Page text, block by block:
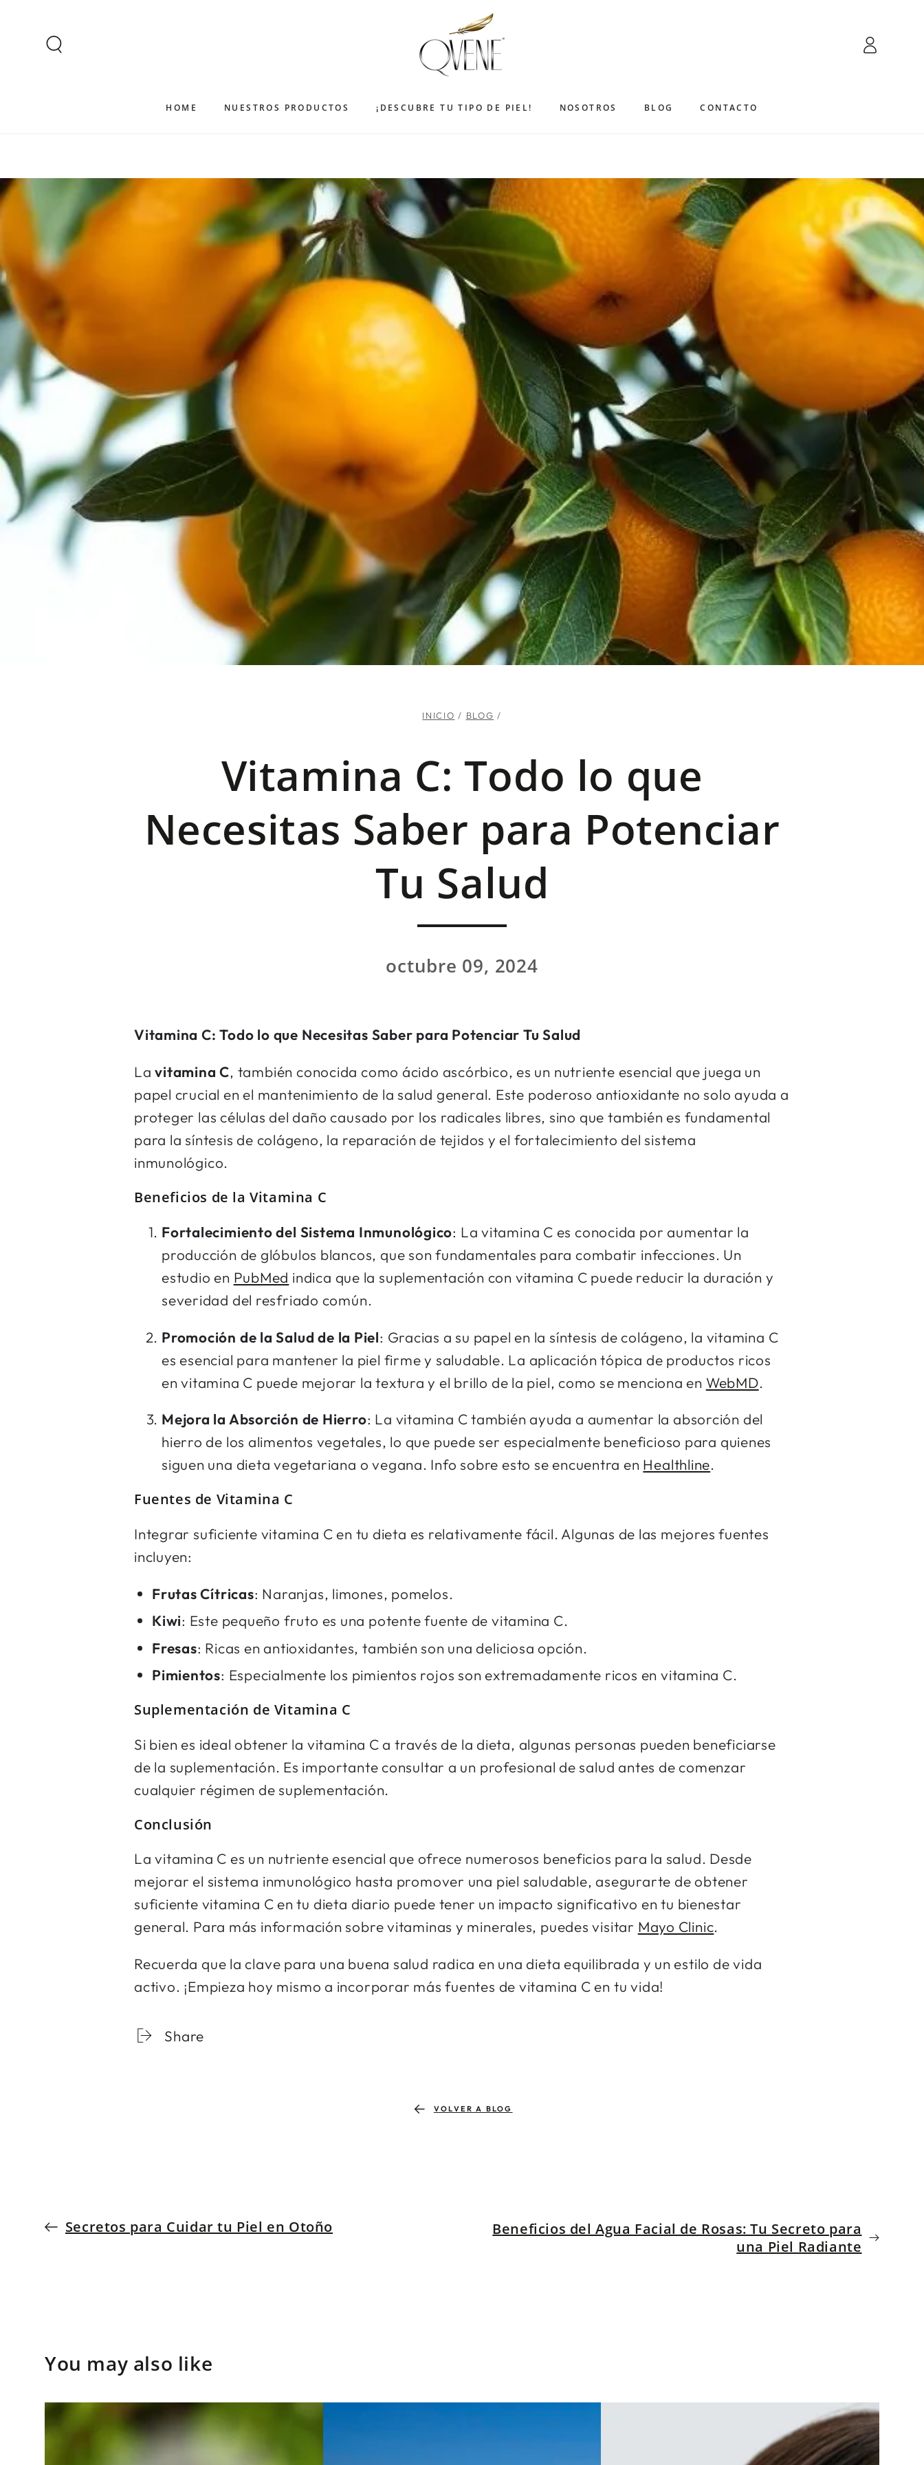
HOME NUESTROS PRODUCTOS ¡DESCUBRE TU TIPO DE PIEL! NOSOTROS BLOG CONTACTO
Iniciar
sesión
INICIO / BLOG /
Vitamina C: Todo lo que
Necesitas Saber para Potenciar
Tu Salud
octubre 09, 2024
Vitamina C: Todo lo que Necesitas Saber para Potenciar Tu Salud
Lavitamina C, también conocida como ácido ascórbico, es un nutriente esencial que juega un
papel crucial en el mantenimiento de la salud general. Este poderoso antioxidante no solo ayuda a
proteger las células del daño causado por los radicales libres, sino que también es fundamental
para la síntesis de colágeno, la reparación de tejidos y el fortalecimiento del sistema
inmunológico.
Beneficios de la Vitamina C
Fortalecimiento del Sistema Inmunológico: La vitamina C es conocida por aumentar la
producción de glóbulos blancos, que son fundamentales para combatir infecciones. Un
estudio en PubMed indica que la suplementación con vitamina C puede reducir la duración y
severidad del resfriado común.
Promoción de la Salud de la Piel: Gracias a su papel en la síntesis de colágeno, la vitamina C
es esencial para mantener la piel firme y saludable. La aplicación tópica de productos ricos
en vitamina C puede mejorar la textura y el brillo de la piel, como se menciona en WebMD.
Mejora la Absorción de Hierro: La vitamina C también ayuda a aumentar la absorción del
hierro de los alimentos vegetales, lo que puede ser especialmente beneficioso para quienes
siguen una dieta vegetariana o vegana. Info sobre esto se encuentra en Healthline.
Fuentes de Vitamina C
Integrar suficiente vitamina C en tu dieta es relativamente fácil. Algunas de las mejores fuentes
incluyen:
Frutas Cítricas: Naranjas, limones, pomelos.
Kiwi: Este pequeño fruto es una potente fuente de vitamina C.
Fresas: Ricas en antioxidantes, también son una deliciosa opción.
Pimientos: Especialmente los pimientos rojos son extremadamente ricos en vitamina C.
Suplementación de Vitamina C
Si bien es ideal obtener la vitamina C a través de la dieta, algunas personas pueden beneficiarse
de la suplementación. Es importante consultar a un profesional de salud antes de comenzar
cualquier régimen de suplementación.
Conclusión
La vitamina C es un nutriente esencial que ofrece numerosos beneficios para la salud. Desde
mejorar el sistema inmunológico hasta promover una piel saludable, asegurarte de obtener
suficiente vitamina C en tu dieta diario puede tener un impacto significativo en tu bienestar
general. Para más información sobre vitaminas y minerales, puedes visitar Mayo Clinic.
Recuerda que la clave para una buena salud radica en una dieta equilibrada y un estilo de vida
activo. ¡Empieza hoy mismo a incorporar más fuentes de vitamina C en tu vida!
Share
VOLVER A BLOG
Secretos para Cuidar tu Piel en Otoño
Beneficios del Agua Facial de Rosas: Tu Secreto para
una Piel Radiante
You may also like